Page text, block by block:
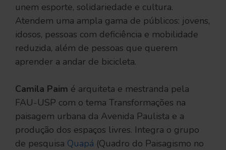
unem esporte, solidariedade e cultura.
Atendem uma ampla gama de públicos: jovens,
idosos, pessoas com deficiência e mobilidade
reduzida, além de pessoas que querem
aprender a andar de bicicleta.
Camila Paim é arquiteta e mestranda pela
FAU-USP com o tema Transformações na
paisagem urbana da Avenida Paulista e a
produção dos espaços livres. Integra o grupo
de pesquisa Quapá (Quadro do Paisagismo no